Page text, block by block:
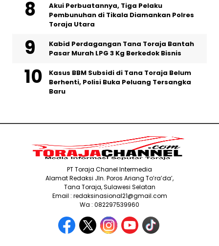
Akui Perbuatannya, Tiga Pelaku
Pembunuhan di Tikala Diamankan Polres
Toraja Utara
Kabid Perdagangan Tana Toraja Bantah
Pasar Murah LPG 3 Kg Berkedok Bisnis
Kasus BBM Subsidi di Tana Toraja Belum
Berhenti, Polisi Buka Peluang Tersangka
Baru
PT Toraja Chanel Intermedia
Alamat Redaksi Jln. Poros Ariang To’ra’da’,
Tana Toraja, Sulawesi Selatan
Email : redaksinasional21@gmail.com
Wa : 082297539960